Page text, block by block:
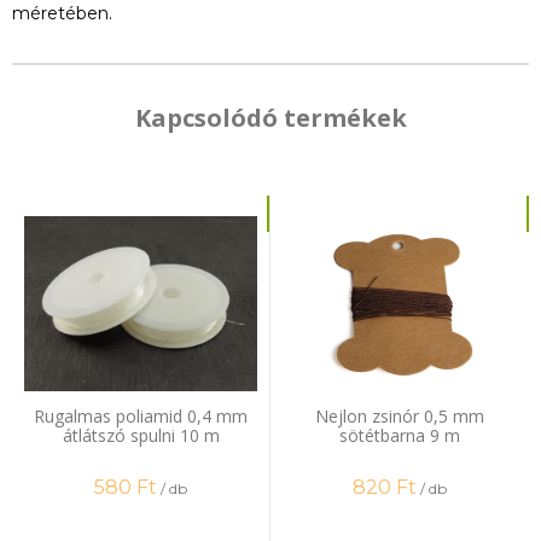
méretében.
Kapcsolódó termékek
Rugalmas poliamid 0,4 mm
átlátszó spulni 10 m
580 Ft / db
Nejlon zsinór 0,5 mm
sötétbarna 9 m
820 Ft / db